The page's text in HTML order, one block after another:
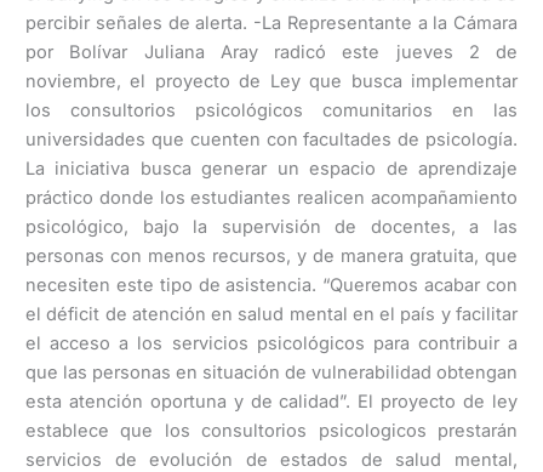
percibir señales de alerta. -La Representante a la Cámara
por Bolívar Juliana Aray radicó este jueves 2 de
noviembre, el proyecto de Ley que busca implementar
los consultorios psicológicos comunitarios en las
universidades que cuenten con facultades de psicología.
La iniciativa busca generar un espacio de aprendizaje
práctico donde los estudiantes realicen acompañamiento
psicológico, bajo la supervisión de docentes, a las
personas con menos recursos, y de manera gratuita, que
necesiten este tipo de asistencia. “Queremos acabar con
el déficit de atención en salud mental en el país y facilitar
el acceso a los servicios psicológicos para contribuir a
que las personas en situación de vulnerabilidad obtengan
esta atención oportuna y de calidad”. El proyecto de ley
establece que los consultorios psicologicos prestarán
servicios de evolución de estados de salud mental,